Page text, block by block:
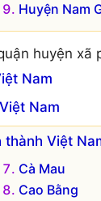
Huyện Nam
huyện xã
Nam
Nam
Việt
Cà Mau
Cao Bằng